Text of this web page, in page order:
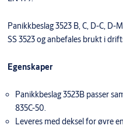
Panikkbeslag 3523 B, C, D-C,
SS 3523 og anbefales brukt i
Egenskaper
Panikkbeslag 3523B passer
835C-50.
Leveres med deksel for øvre